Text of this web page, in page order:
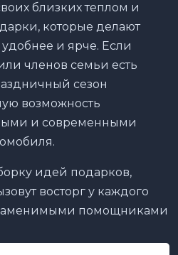
близких теплом и
которые делают
и ярче. Если
членов семьи есть
сезон
возможность
и современными
идей подарков,
восторг у каждого
помощниками